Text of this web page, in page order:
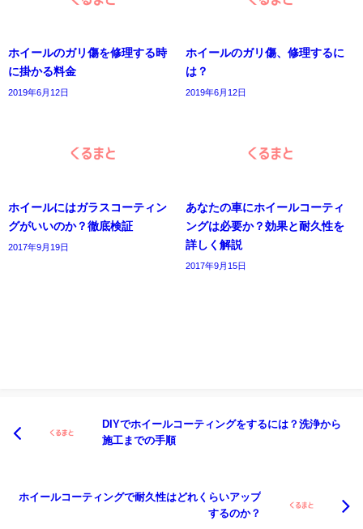
ホイールのガリ傷を修理する時
に掛かる料金
2019年6月12日
ホイールのガリ傷、修理するに
は？
2019年6月12日
ホイールにはガラスコーティン
グがいいのか？徹底検証
2017年9月19日
あなたの車にホイールコーティ
ングは必要か？効果と耐久性を
詳しく解説
2017年9月15日
DIYでホイールコーティングをするには？洗浄から
施工までの手順
ホイールコーティングで耐久性はどれくらいアップ
するのか？